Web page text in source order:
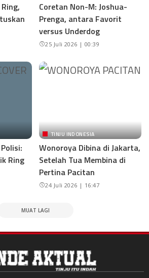
Coretan Non-M: Joshua-
Prenga, antara Favorit
versus Underdog
25 Juli 2026 | 00:39
Ring
TINJU INDONESIA
Wonoroya Dibina di Jakarta,
Setelah Tua Membina di
Pertina Pacitan
24 Juli 2026 | 16:47
MUAT LAGI